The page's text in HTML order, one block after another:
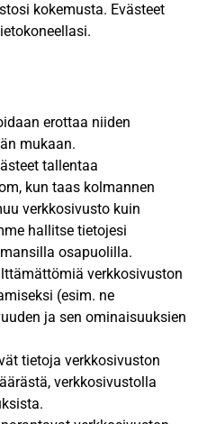
kokemusta. Evästeet
erottaa niiden
mukaan.
tallentaa
kun taas kolmannen
verkkosivusto kuin
hallitse tietojesi
osapuolilla.
verkkosivuston
(esim. ne
ja sen ominaisuuksien
tietoja verkkosivuston
verkkosivustolla